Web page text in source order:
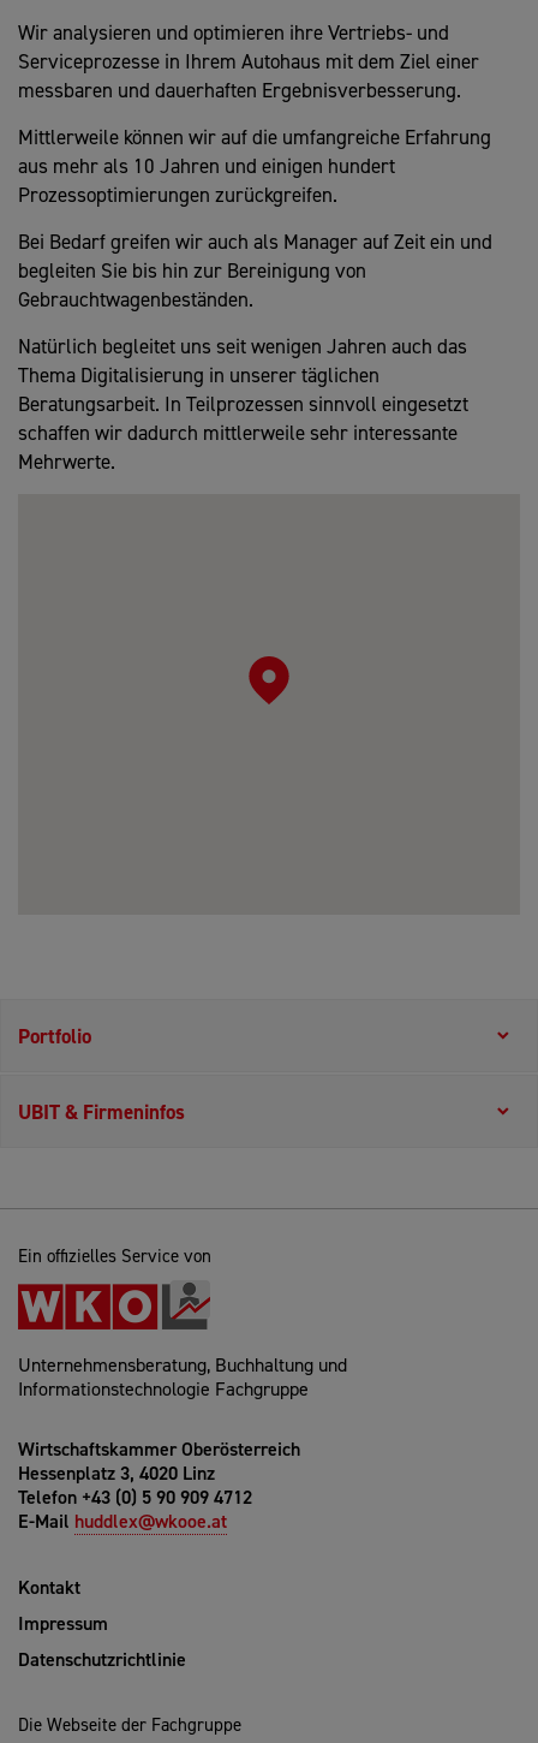
Wir analysieren und optimieren ihre Vertriebs- und
Serviceprozesse in Ihrem Autohaus mit dem Ziel einer
messbaren und dauerhaften Ergebnisverbesserung.
Mittlerweile können wir auf die umfangreiche Erfahrung
aus mehr als 10 Jahren und einigen hundert
Prozessoptimierungen zurückgreifen.
Bei Bedarf greifen wir auch als Manager auf Zeit ein und
begleiten Sie bis hin zur Bereinigung von
Gebrauchtwagenbeständen.
Natürlich begleitet uns seit wenigen Jahren auch das
Thema Digitalisierung in unserer täglichen
Beratungsarbeit. In Teilprozessen sinnvoll eingesetzt
schaffen wir dadurch mittlerweile sehr interessante
Mehrwerte.
Portfolio
UBIT & Firmeninfos
Ein offizielles Service von
Unternehmensberatung, Buchhaltung und
Informationstechnologie Fachgruppe
Wirtschaftskammer Oberösterreich
Hessenplatz 3, 4020 Linz
Telefon +43 (0) 5 90 909 4712
E-Mail huddlex@wkooe.at
Kontakt
Impressum
Datenschutzrichtlinie
Die Webseite der Fachgruppe